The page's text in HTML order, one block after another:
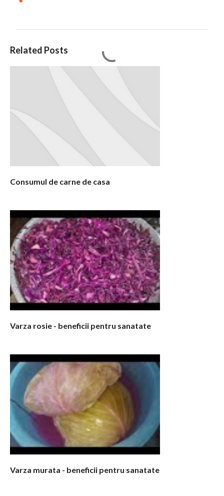
Related Posts
Consumul de carne de casa
Varza rosie - beneficii pentru sanatate
Varza murata - beneficii pentru sanatate
C
t